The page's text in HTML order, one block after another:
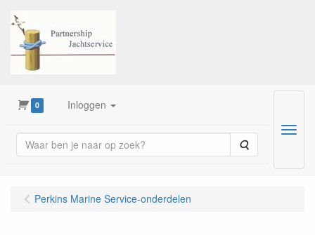
0 Inloggen
Zoeken
Menu
Perkins Marine Service-onderdelen